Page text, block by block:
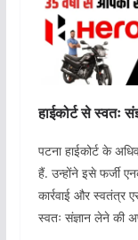
हाईकोर्ट से स्वतः
पटना हाईकोर्ट के
हैं. उन्होंने इसे फर्जी
कार्रवाई और स्वतंत्र
स्वतः संज्ञान लेने की